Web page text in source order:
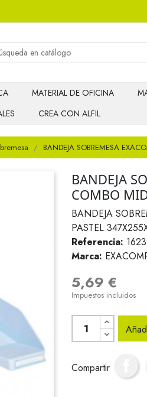
MATERIAL DE OFICINA
CREA CON ALFIL
BANDEJA SOBREMESA
BANDEJA
COMBO
BANDEJA
PASTEL
Referencia:
Marca:
5,69 €
Impuestos incluidos
Compartir